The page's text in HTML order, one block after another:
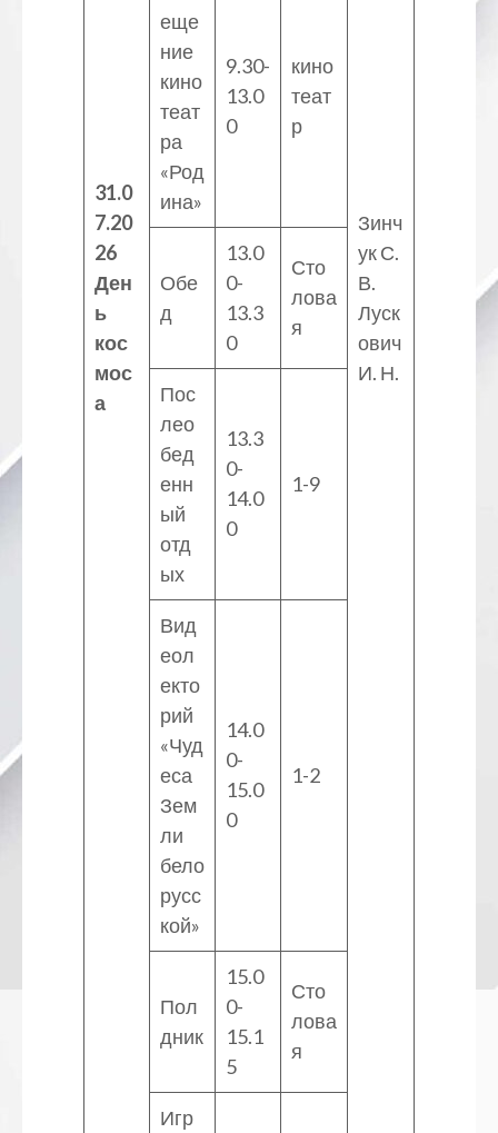
31.0
7.20
26
Ден
ь
кос
мос
а
Зинч
ук С.
В.
Луск
ович
И. Н.
еще
ние
кино
теат
ра
«Род
ина»
9.30-
13.0
0
кино
теат
р
Обе
д
13.0
0-
13.3
0
Сто
лова
я
Пос
лео
бед
енн
ый
отд
ых
13.3
0-
14.0
0
1-9
Вид
еол
екто
рий
«Чуд
еса
Зем
ли
бело
русс
кой»
14.0
0-
15.0
0
1-2
Пол
дник
15.0
0-
15.1
5
Сто
лова
я
Игр